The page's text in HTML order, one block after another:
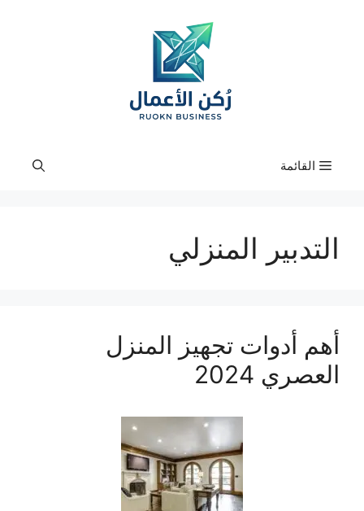
القائمة
التدبير المنزلي
أهم أدوات تجهيز المنزل
العصري 2024